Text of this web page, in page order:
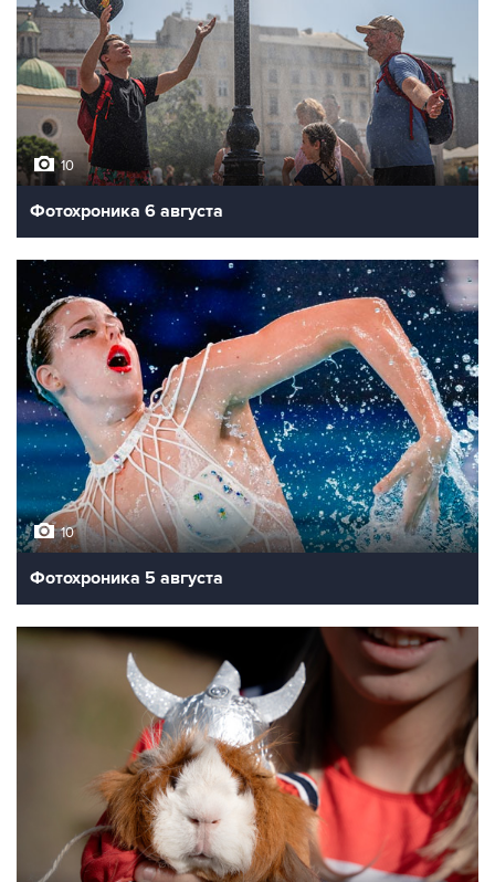
10
Фотохроника 6 августа
10
Фотохроника 5 августа